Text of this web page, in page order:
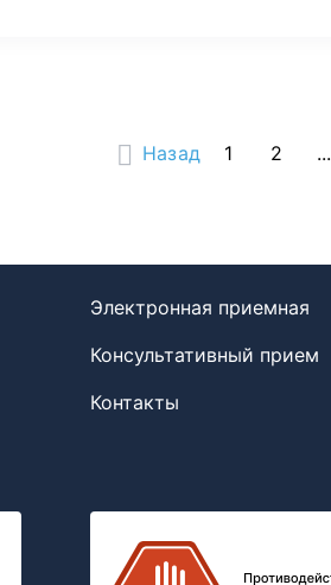
Назад 1 2 ...
Электронная приемная
Консультативный прием
Контакты